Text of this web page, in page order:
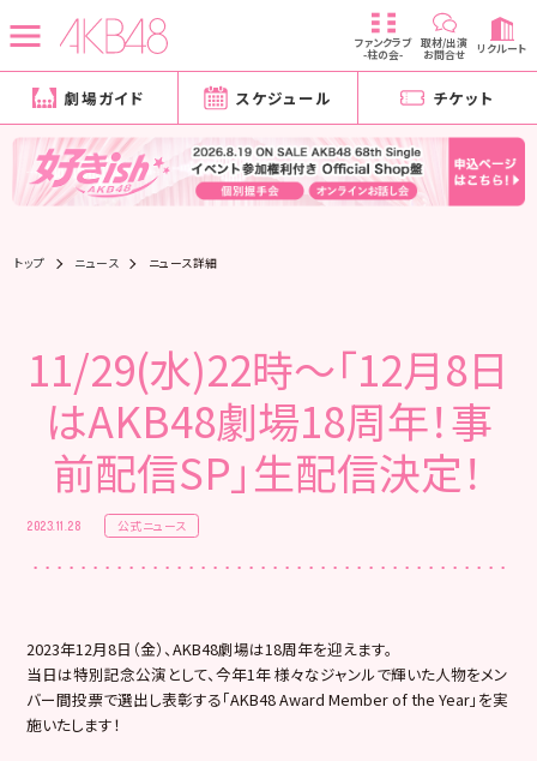
ファンクラブ
-柱の会-
取材/出演
お問合せ リクルート
劇場ガイド スケジュール チケット
トップ ニュース ニュース詳細
11/29(水)22時〜「12月8日
はAKB48劇場18周年！事
前配信SP」生配信決定！
2023.11.28 公式ニュース
2023年12月8日（金）、AKB48劇場は18周年を迎えます。
当日は特別記念公演として、今年1年 様々なジャンルで輝いた人物をメン
バー間投票で選出し表彰する「AKB48 Award Member of the Year」を実
施いたします！